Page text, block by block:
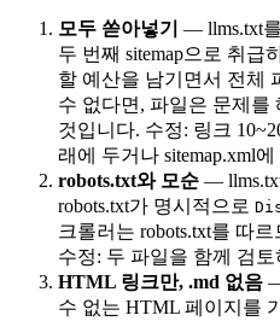
모두 쏟아넣기 — llms.txt
두 번째 sitemap으로 취
할 예산을 남기면서 전체
수 없다면, 파일은 문제를
것입니다. 수정: 링크
래에 두거나 sitemap.xml
robots.txt와 모순 —
robots.txt가 명시적으로
크롤러는 robots.txt를 따
수정: 두 파일을 함께 검토
HTML 링크만, .md 없음
수 없는 HTML 페이지를